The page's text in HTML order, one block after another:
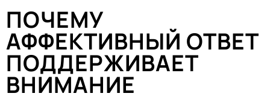
ПОЧЕМУ
АФФЕКТИВНЫЙ ОТВЕТ
ПОДДЕРЖИВАЕТ
ВНИМАНИЕ